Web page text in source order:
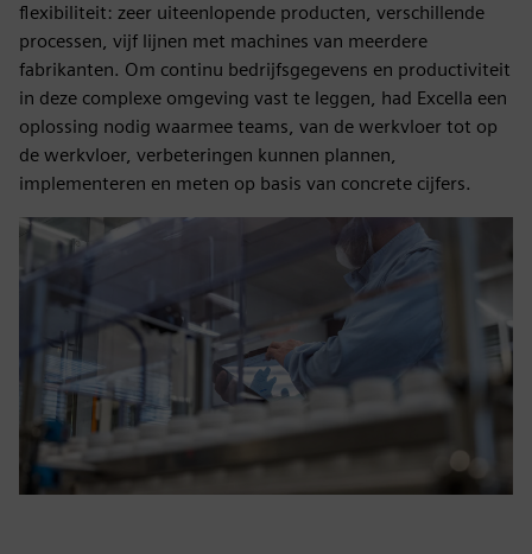
flexibiliteit: zeer uiteenlopende producten, verschillende
processen, vijf lijnen met machines van meerdere
fabrikanten. Om continu bedrijfsgegevens en productiviteit
in deze complexe omgeving vast te leggen, had Excella een
oplossing nodig waarmee teams, van de werkvloer tot op
de werkvloer, verbeteringen kunnen plannen,
implementeren en meten op basis van concrete cijfers.